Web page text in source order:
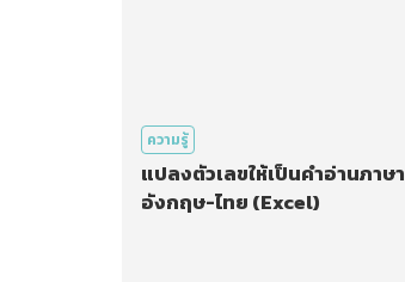
ความรู้
แปลงตัวเลขให้เป็นคำอ่านภาษา
อังกฤษ-ไทย (Excel)